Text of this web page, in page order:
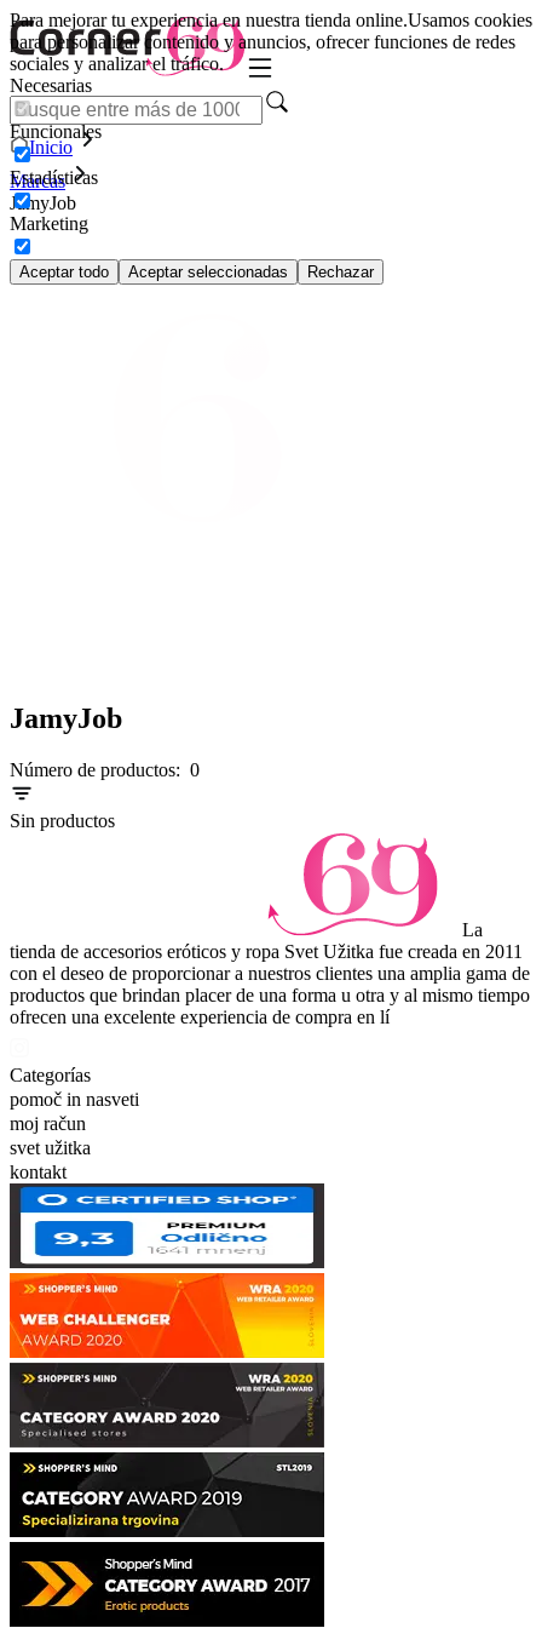
Para mejorar tu experiencia en nuestra tienda online.Usamos cookies
para personalizar contenido y anuncios, ofrecer funciones de redes
sociales y analizar el tráfico.
Necesarias
Funcionales
Estadísticas
Marketing
Aceptar todo Aceptar seleccionadas Rechazar
Inicio
Marcas
JamyJob
JamyJob
Número de productos: 0
Sin productos
La
tienda de accesorios eróticos y ropa Svet Užitka fue creada en 2011
con el deseo de proporcionar a nuestros clientes una amplia gama de
productos que brindan placer de una forma u otra y al mismo tiempo
ofrecen una excelente experiencia de compra en lí
Categorías
pomoč in nasveti
moj račun
svet užitka
kontakt